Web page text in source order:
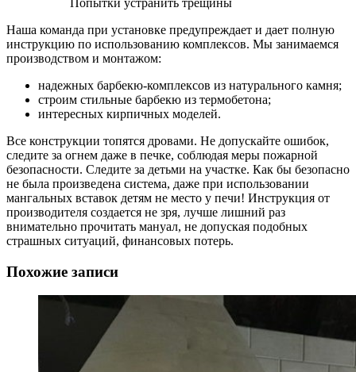
Наша команда при установке предупреждает и дает полную
инструкцию по использованию комплексов. Мы занимаемся
производством и монтажом:
надежных барбекю-комплексов из натурального камня;
строим стильные барбекю из термобетона;
интересных кирпичных моделей.
Все конструкции топятся дровами. Не допускайте ошибок,
следите за огнем даже в печке, соблюдая меры пожарной
безопасности. Следите за детьми на участке. Как бы безопасно
не была произведена система, даже при использовании
мангальных вставок детям не место у печи! Инструкция от
производителя создается не зря, лучше лишний раз
внимательно прочитать мануал, не допуская подобных
страшных ситуаций, финансовых потерь.
Похожие записи